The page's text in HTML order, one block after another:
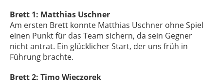
Brett 1: Matthias Uschner
Am ersten Brett konnte Matthias Uschner ohne Spiel
einen Punkt für das Team sichern, da sein Gegner
nicht antrat. Ein glücklicher Start, der uns früh in
Führung brachte.
Brett 2: Timo Wieczorek